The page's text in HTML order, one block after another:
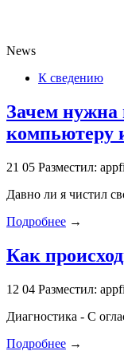
News
К сведению
Зачем нужна
компьютеру
21 05 Разместил:
Давно ли я чистил
Подробнее →
Как
12 04 Разместил:
Диагностика - С
Подробнее →